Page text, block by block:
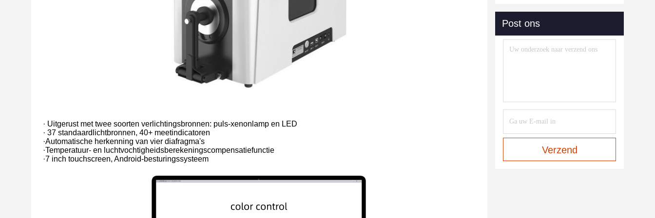
· Uitgerust met twee soorten verlichtingsbronnen: puls-xenonlamp en LED
· 37 standaardlichtbronnen, 40+ meetindicatoren
·Automatische herkenning van vier diafragma's
·Temperatuur- en luchtvochtigheidsberekeningscompensatiefunctie
·7 inch touchscreen, Android-besturingssysteem
Post ons
Verzend